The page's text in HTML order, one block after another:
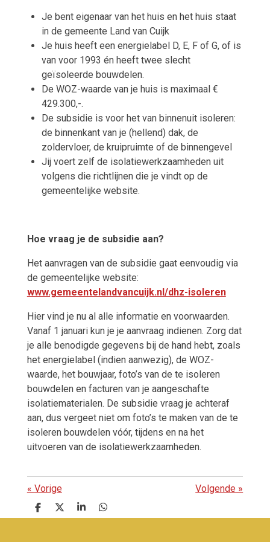
Je bent eigenaar van het huis en het huis staat
in de gemeente Land van Cuijk
Je huis heeft een energielabel D, E, F of G, of is
van voor 1993 én heeft twee slecht
geïsoleerde bouwdelen.
De WOZ-waarde van je huis is maximaal €
429.300,-.
De subsidie is voor het van binnenuit isoleren:
de binnenkant van je (hellend) dak, de
zoldervloer, de kruipruimte of de binnengevel
Jij voert zelf de isolatiewerkzaamheden uit
volgens die richtlijnen die je vindt op de
gemeentelijke website.
Hoe vraag je de subsidie aan?
Het aanvragen van de subsidie gaat eenvoudig via
de gemeentelijke website:
www.gemeentelandvancuijk.nl/dhz-isoleren
Hier vind je nu al alle informatie en voorwaarden.
Vanaf 1 januari kun je je aanvraag indienen. Zorg dat
je alle benodigde gegevens bij de hand hebt, zoals
het energielabel (indien aanwezig), de WOZ-
waarde, het bouwjaar, foto’s van de te isoleren
bouwdelen en facturen van je aangeschafte
isolatiematerialen. De subsidie vraag je achteraf
aan, dus vergeet niet om foto’s te maken van de te
isoleren bouwdelen vóór, tijdens en na het
uitvoeren van de isolatiewerkzaamheden.
« Vorige Volgende »
D
e
D
e
S
h
D
e